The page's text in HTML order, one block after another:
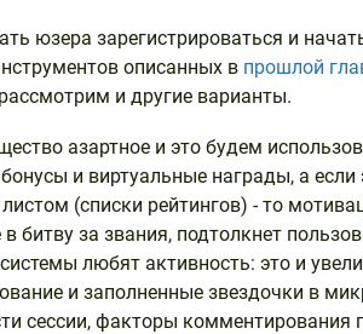
юзера зарегистрироваться и
описанных в прошлой
и другие варианты.
азартное и это будем
и виртуальные награды, а
(списки рейтингов) - то
в битву за звания, подтолкнет
любят активность: это и
и заполненные звездочки в
сессии, факторы комментирования